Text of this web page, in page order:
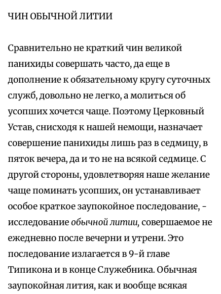
ЧИН ОБЫЧНОЙ ЛИТИИ
Сравнительно не краткий чин великой
панихиды совершать часто, да еще в
дополнение к обязательному кругу суточных
служб, довольно не легко, а молиться об
усопших хочется чаще. Поэтому Церковный
Устав, снисходя к нашей немощи, назначает
совершение панихиды лишь раз в седмицу, в
пяток вечера, да и то не на всякой седмице. С
другой стороны, удовлетворяя наше желание
чаще поминать усопших, он устанавливает
особое краткое заупокойное последование, -
исследованиеобычной литии, совершаемое не
ежедневно после вечерни и утрени. Это
последование излагается в 9-й главе
Типикона и в конце Служебника. Обычная
заупокойная лития, как и вообще всякая